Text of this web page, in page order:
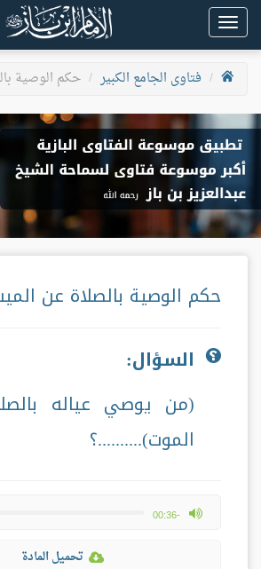
Toggle
navigation
فتاوى الجامع الكبير
حكم الوصية
حكم الوصية بالصلاة عن
السؤال:
(من يوصي عياله
الموت)..........؟
-00:36
max volume
تحميل المادة